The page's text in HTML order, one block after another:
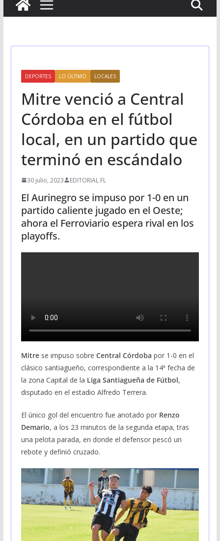
DEPORTES LO ÚLTIMO LOCALES
Mitre venció a Central
Córdoba en el fútbol
local, en un partido que
terminó en escándalo
30 julio, 2023 EDITORIAL FL
El Aurinegro se impuso por 1-0 en un
partido caliente jugado en el Oeste;
ahora el Ferroviario espera rival en los
playoffs.
Mitre se impuso sobre Central Córdoba por 1-0 en el
clásico santiagueño, correspondiente a la 14ª fecha de
la zona Capital de la Liga Santiagueña de Fútbol,
disputado en el estadio Alfredo Terrera.
El único gol del encuentro fue anotado por Renzo
Demario, a los 23 minutos de la segunda etapa, tras
una pelota parada, en donde el defensor pescó un
rebote y definió cruzado.